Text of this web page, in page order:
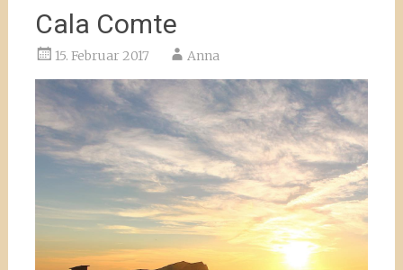
Cala Comte
15. Februar 2017 Anna